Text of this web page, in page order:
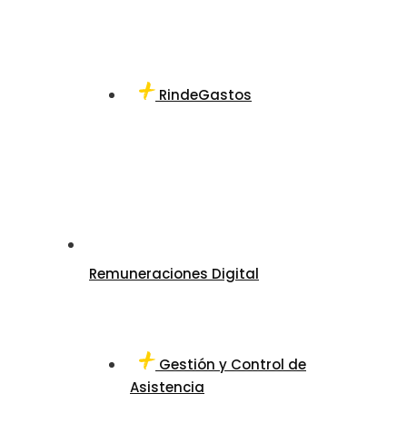
RindeGastos
Remuneraciones Digital
Gestión y Control de
Asistencia